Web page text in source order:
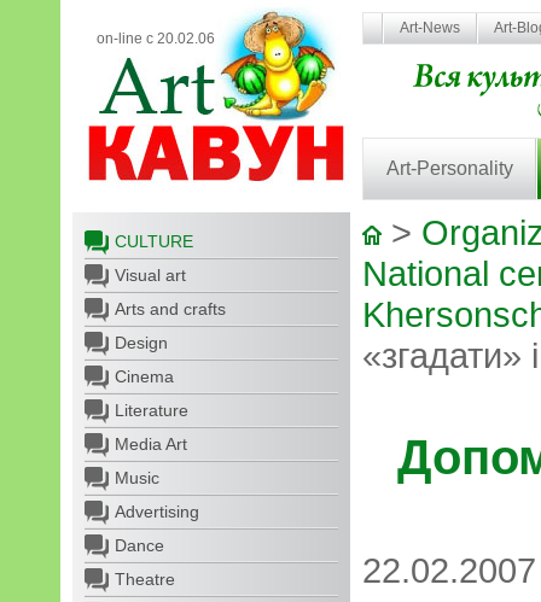
on-line с 20.02.06
Art-News Art-
Art-Personality
CULTURE
Visual art
Arts and crafts
Design
Cinema
Literature
Media Art
Music
Advertising
Dance
Theatre
>
National
«згадати»
22.02.2007